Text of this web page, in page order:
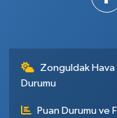
Zonguldak Hava
Durumu
Puan Durumu ve